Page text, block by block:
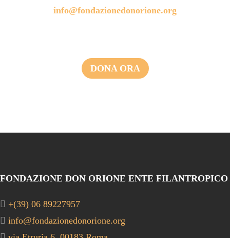
info@fondazionedonorione.org
DONA ORA
FONDAZIONE DON ORIONE ENTE FILANTROPICO
+(39) 06 89227957
info@fondazionedonorione.org